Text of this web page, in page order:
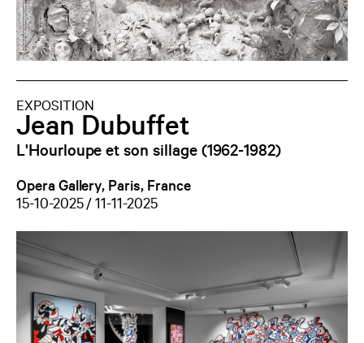
EXPOSITION
Jean Dubuffet
L'Hourloupe et son sillage (1962-1982)
Opera Gallery, Paris, France
15-10-2025 / 11-11-2025